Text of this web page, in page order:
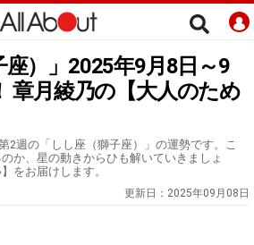
座）」2025年9月8日～9
章月綾乃の【大人のため
2週の「しし座（獅子座）」の運勢です。こ
か、星の動きからひも解いていきましょ
をお届けします。
更新日： 2025年09月08日